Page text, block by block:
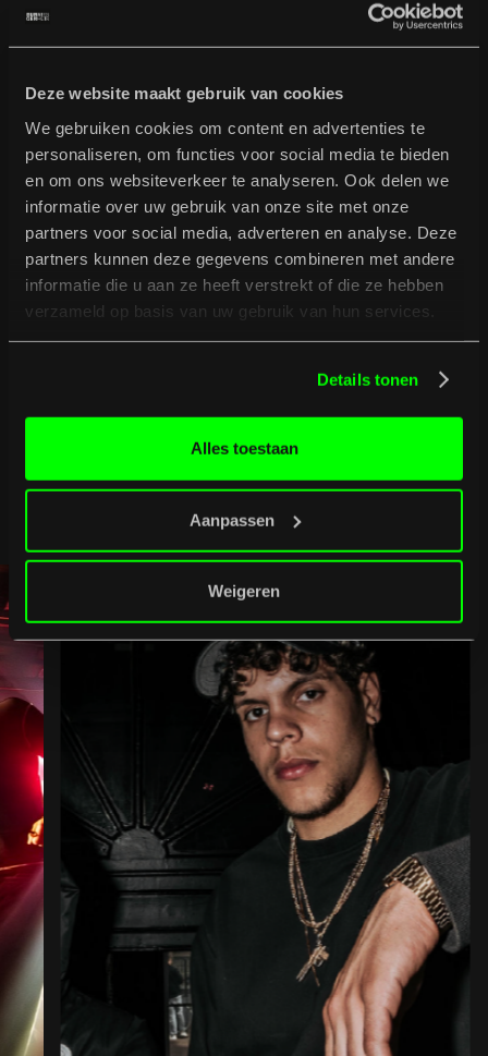
Deze website maakt gebruik van cookies
We gebruiken cookies om content en advertenties te
personaliseren, om functies voor social media te bieden
en om ons websiteverkeer te analyseren. Ook delen we
informatie over uw gebruik van onze site met onze
partners voor social media, adverteren en analyse. Deze
partners kunnen deze gegevens combineren met andere
informatie die u aan ze heeft verstrekt of die ze hebben
verzameld op basis van uw gebruik van hun services.
Details tonen
Alles toestaan
Aanpassen
Weigeren
SHOUT-OUT CREW
Jochie, Manke en Ynte zijn de lokale Deventer rappers die
samen onder de vlag van de Shout-Out Crew optreden.
Jochie maakt verhalende rap vol emotie, met de kracht om het
hele publiek mee te slepen. Verwacht bij Ynte melodische rap
met een boodschap van verbinding, waarbij gevoelens en
ervaringen centraal staan.
Manke is een inspiratiebron, die met humor en energie laat
zien dat beperkingen vooral in het hoofd zitten. Zijn muziek
Shout-Out is een initiatief van Raster Jongerenwerk.
Burger tips
Full programme